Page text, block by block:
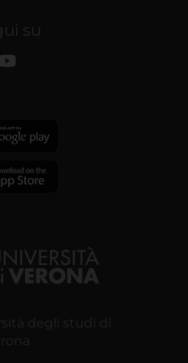
su
degli studi di